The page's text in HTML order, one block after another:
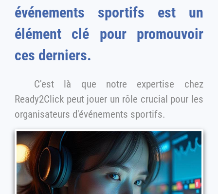
événements sportifs est un
élément clé pour promouvoir
ces derniers.
C'est là que notre expertise chez
Ready2Click peut jouer un rôle crucial pour les
organisateurs d'événements sportifs.